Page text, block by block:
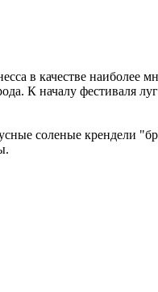
в качестве наиболее
К началу фестиваля
соленые крендели